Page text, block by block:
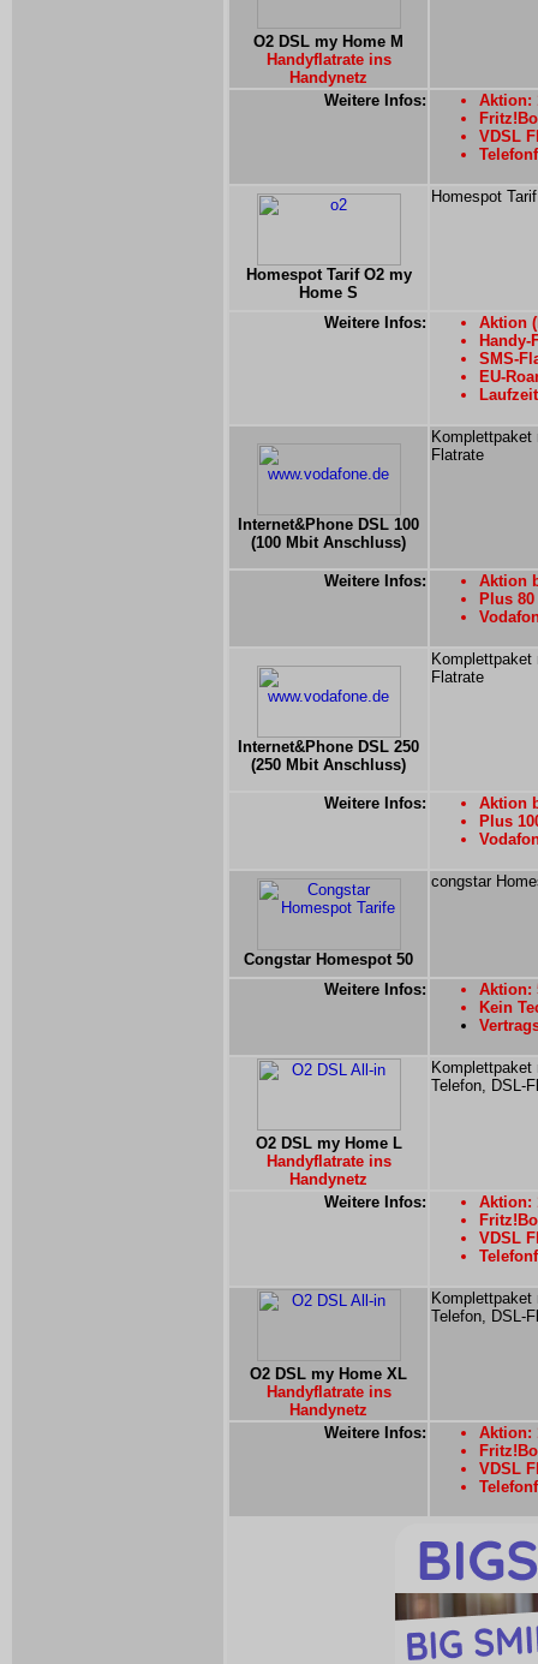
O2 DSL my Home M
Handyflatrate ins
Handynetz
Weitere Infos:
Aktion:
VDSL
Homespot Tarif O2 my
Home S
Homespot
Weitere Infos:
Aktion
Handy-
SMS-
EU-
Internet&Phone DSL 100
(100 Mbit Anschluss)
Komplettpaket
Flatrate
Weitere Infos:
Aktion
Plus
Internet&Phone DSL 250
(250 Mbit Anschluss)
Komplettpaket
Flatrate
Weitere Infos:
Aktion
Plus
Congstar Homespot 50
congstar
Weitere Infos:
Aktion:
Kein
O2 DSL my Home L
Handyflatrate ins
Handynetz
Telefon, DSL-
Weitere Infos:
Aktion:
VDSL
O2 DSL my Home XL
Handyflatrate ins
Handynetz
Telefon, DSL-
Weitere Infos:
Aktion:
VDSL